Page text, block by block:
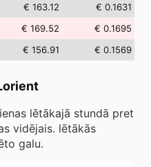
€ 163.12
€ 0.1631
€ 169.52
€ 0.1695
€ 156.91 € 0.1569
lētākajā stundā pret
vidējais. lētākās
galu.